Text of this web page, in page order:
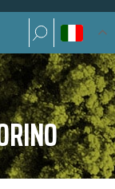
Ricerca per: